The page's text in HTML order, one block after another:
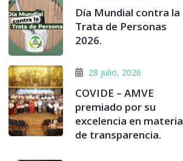
Día Mundial contra la
Trata de Personas
2026.
28 julio, 2026
COVIDE – AMVE
premiado por su
excelencia en materia
de transparencia.